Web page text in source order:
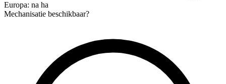
Europa: na ha
Mechanisatie beschikbaar?